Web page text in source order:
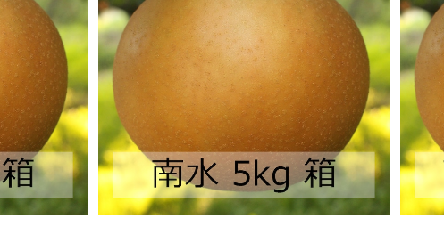
南水 5kg 箱
¥2,400
予約商品